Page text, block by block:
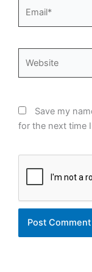
Save my
for the next time